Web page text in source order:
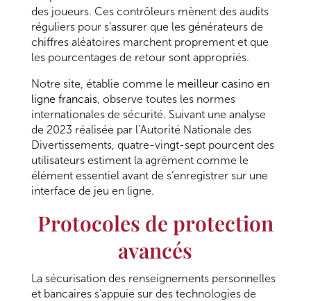
des joueurs. Ces contrôleurs mènent des audits
réguliers pour s’assurer que les générateurs de
chiffres aléatoires marchent proprement et que
les pourcentages de retour sont appropriés.
Notre site, établie comme le meilleur casino en
ligne francais, observe toutes les normes
internationales de sécurité. Suivant une analyse
de 2023 réalisée par l’Autorité Nationale des
Divertissements, quatre-vingt-sept pourcent des
utilisateurs estiment la agrément comme le
élément essentiel avant de s’enregistrer sur une
interface de jeu en ligne.
Protocoles de protection
avancés
La sécurisation des renseignements personnelles
et bancaires s’appuie sur des technologies de